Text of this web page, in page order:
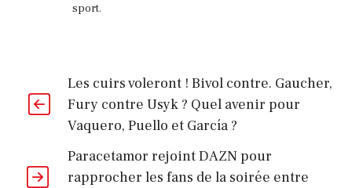
sport.
Les cuirs voleront ! Bivol contre. Gaucher,
Fury contre Usyk ? Quel avenir pour
Vaquero, Puello et García ?
Paracetamor rejoint DAZN pour
rapprocher les fans de la soirée entre